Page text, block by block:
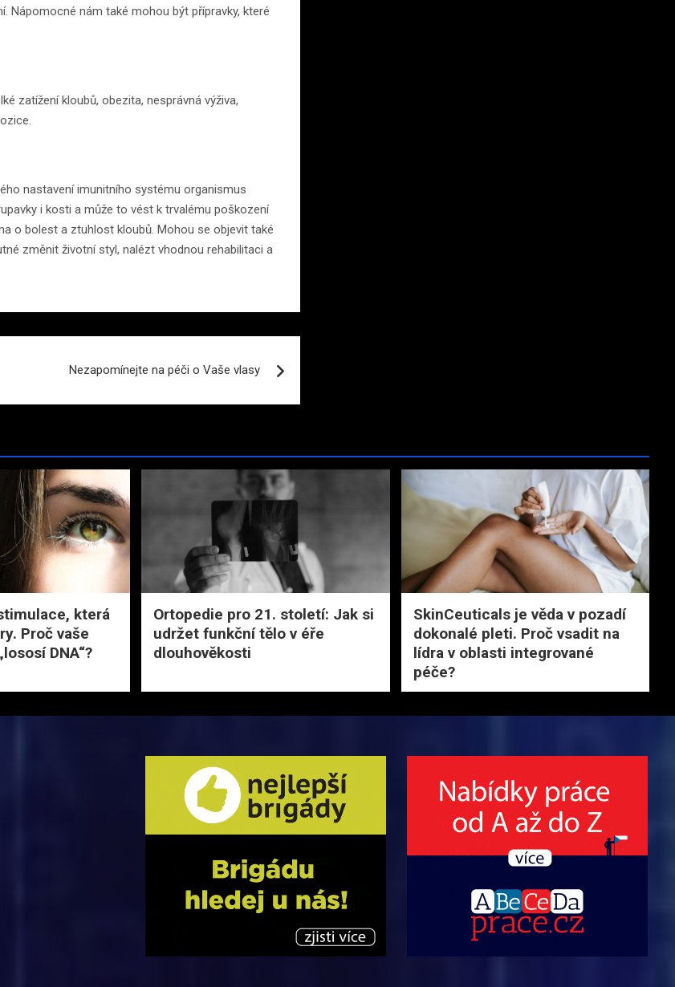
nám také mohou být přípravky, které
zatížení kloubů, obezita, nesprávná výživa,
nastavení imunitního systému organismus
i kosti a může to vést k trvalému poškození
o bolest a ztuhlost kloubů. Mohou se objevit také
změnit životní styl, nalézt vhodnou rehabilitaci a
Nezapomínejte na péči o Vaše vlasy
která
Proč vaše
DNA“?
Ortopedie pro 21. století: Jak si
udržet funkční tělo v éře
dlouhověkosti
SkinCeuticals je věda v pozadí
dokonalé pleti. Proč vsadit na
lídra v oblasti integrované
péče?